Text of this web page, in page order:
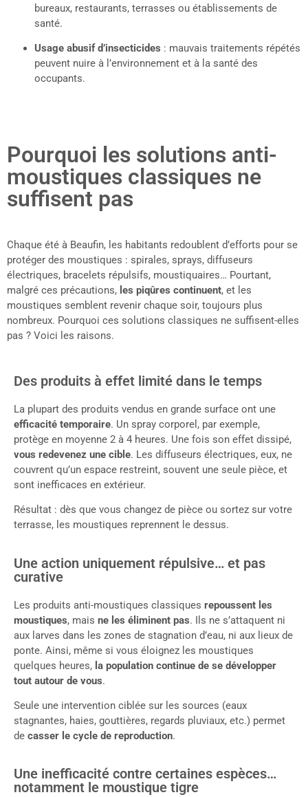
bureaux, restaurants, terrasses ou établissements de
santé.
Usage abusif d’insecticides : mauvais traitements répétés
peuvent nuire à l’environnement et à la santé des
occupants.
Pourquoi les solutions anti-
moustiques classiques ne
suffisent pas
Chaque été à Beaufin, les habitants redoublent d’efforts pour se
protéger des moustiques : spirales, sprays, diffuseurs
électriques, bracelets répulsifs, moustiquaires… Pourtant,
malgré ces précautions, les piqûres continuent, et les
moustiques semblent revenir chaque soir, toujours plus
nombreux. Pourquoi ces solutions classiques ne suffisent-elles
pas ? Voici les raisons.
Des produits à effet limité dans le temps
La plupart des produits vendus en grande surface ont une
efficacité temporaire. Un spray corporel, par exemple,
protège en moyenne 2 à 4 heures. Une fois son effet dissipé,
vous redevenez une cible. Les diffuseurs électriques, eux, ne
couvrent qu’un espace restreint, souvent une seule pièce, et
sont inefficaces en extérieur.
Résultat : dès que vous changez de pièce ou sortez sur votre
terrasse, les moustiques reprennent le dessus.
Une action uniquement répulsive… et pas
curative
Les produits anti-moustiques classiques repoussent les
moustiques, mais ne les éliminent pas. Ils ne s’attaquent ni
aux larves dans les zones de stagnation d’eau, ni aux lieux de
ponte. Ainsi, même si vous éloignez les moustiques
quelques heures, la population continue de se développer
tout autour de vous.
Seule une intervention ciblée sur les sources (eaux
stagnantes, haies, gouttières, regards pluviaux, etc.) permet
de casser le cycle de reproduction.
Une inefficacité contre certaines espèces…
notamment le moustique tigre